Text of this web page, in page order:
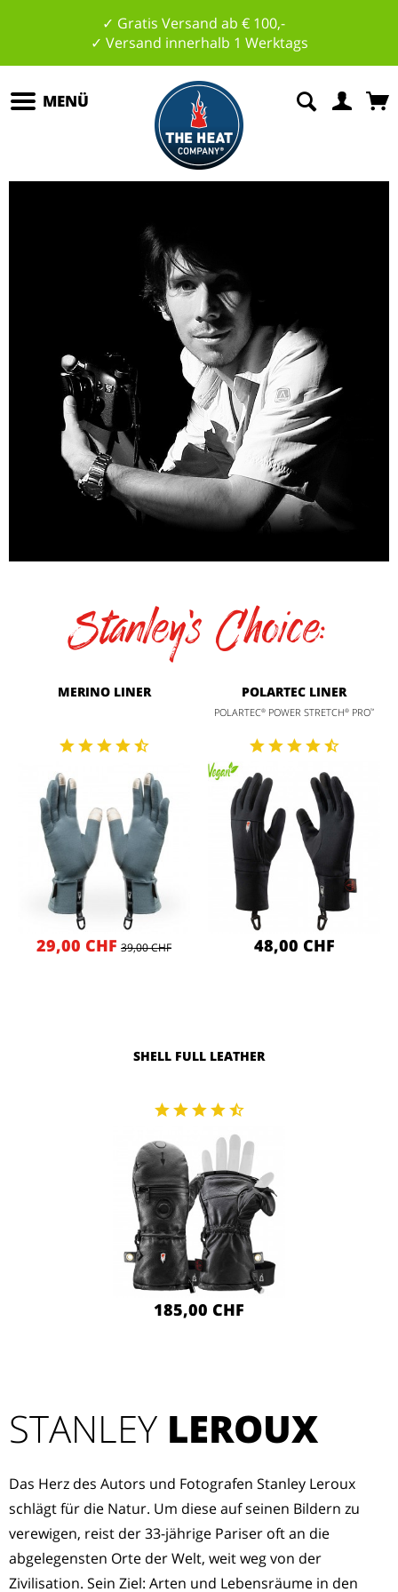
✓ Gratis Versand ab € 100,-
✓ Versand innerhalb 1 Werktags
MENÜ
Stanley's Choice:
MERINO LINER
29,00 CHF 39,00 CHF
POLARTEC LINER
POLARTEC® POWER STRETCH® PRO™
48,00 CHF
SHELL FULL LEATHER
185,00 CHF
STANLEY LEROUX
Das Herz des Autors und Fotografen Stanley Leroux
schlägt für die Natur. Um diese auf seinen Bildern zu
verewigen, reist der 33-jährige Pariser oft an die
abgelegensten Orte der Welt, weit weg von der
Zivilisation. Sein Ziel: Arten und Lebensräume in den